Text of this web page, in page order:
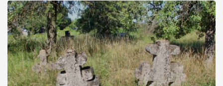
бруньками, кози ті бруньки обгризають, бо то улюблений
делікатес. На цвинтарі у Голубечому ціла колекція
різноманітних форм хрестів. Село відносно невелике, […]